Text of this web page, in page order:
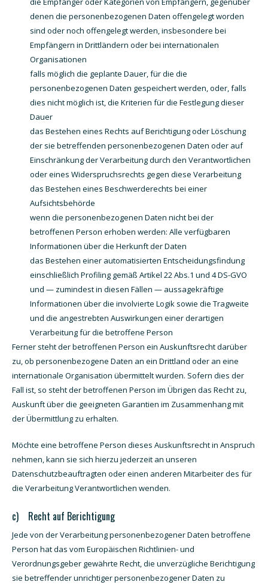
denen die personenbezogenen Daten offengelegt worden
sind oder noch offengelegt werden, insbesondere bei
Empfängern in Drittländern oder bei internationalen
Organisationen
falls möglich die geplante Dauer, für die die
personenbezogenen Daten gespeichert werden, oder, falls
dies nicht möglich ist, die Kriterien für die Festlegung dieser
Dauer
das Bestehen eines Rechts auf Berichtigung oder Löschung
der sie betreffenden personenbezogenen Daten oder auf
Einschränkung der Verarbeitung durch den Verantwortlichen
oder eines Widerspruchsrechts gegen diese Verarbeitung
das Bestehen eines Beschwerderechts bei einer
Aufsichtsbehörde
wenn die personenbezogenen Daten nicht bei der
betroffenen Person erhoben werden: Alle verfügbaren
Informationen über die Herkunft der Daten
das Bestehen einer automatisierten Entscheidungsfindung
einschließlich Profiling gemäß Artikel 22 Abs.1 und 4 DS-GVO
und — zumindest in diesen Fällen — aussagekräftige
Informationen über die involvierte Logik sowie die Tragweite
und die angestrebten Auswirkungen einer derartigen
Verarbeitung für die betroffene Person
Ferner steht der betroffenen Person ein Auskunftsrecht darüber
zu, ob personenbezogene Daten an ein Drittland oder an eine
internationale Organisation übermittelt wurden. Sofern dies der
Fall ist, so steht der betroffenen Person im Übrigen das Recht zu,
Auskunft über die geeigneten Garantien im Zusammenhang mit
der Übermittlung zu erhalten.
Möchte eine betroffene Person dieses Auskunftsrecht in Anspruch
nehmen, kann sie sich hierzu jederzeit an unseren
Datenschutzbeauftragten oder einen anderen Mitarbeiter des für
die Verarbeitung Verantwortlichen wenden.
c) Recht auf Berichtigung
Jede von der Verarbeitung personenbezogener Daten betroffene
Person hat das vom Europäischen Richtlinien- und
Verordnungsgeber gewährte Recht, die unverzügliche Berichtigung
sie betreffender unrichtiger personenbezogener Daten zu